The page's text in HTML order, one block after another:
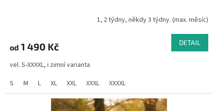
1, 2 týdny, někdy 3 týdny. (max. měsíc)
od 1 490 Kč DETAIL
vel. S-XXXXL, i zimní varianta
S
M L XL XXL XXXL XXXXL